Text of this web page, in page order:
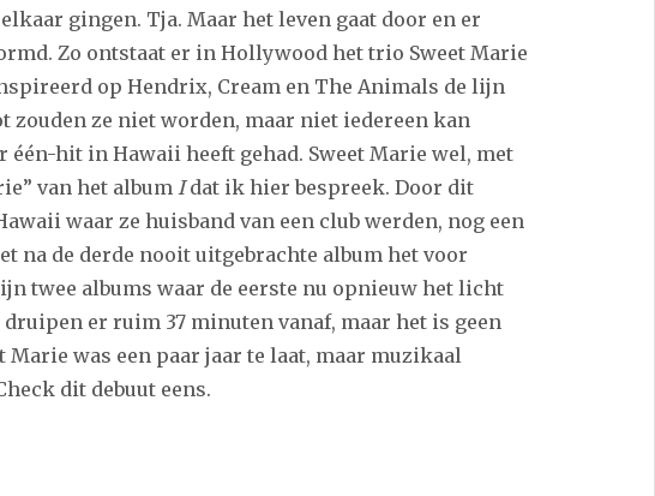
gingen. Tja. Maar het leven gaat door en er
Zo ontstaat er in Hollywood het trio Sweet Marie
op Hendrix, Cream en The Animals de lijn
zouden ze niet worden, maar niet iedereen kan
één-hit in Hawaii heeft gehad. Sweet Marie wel, met
van het album Idat ik hier bespreek. Door dit
waar ze huisband van een club werden, nog een
na de derde nooit uitgebrachte album het voor
twee albums waar de eerste nu opnieuw het licht
er ruim 37 minuten vanaf, maar het is geen
Marie was een paar jaar te laat, maar muzikaal
dit debuut eens.